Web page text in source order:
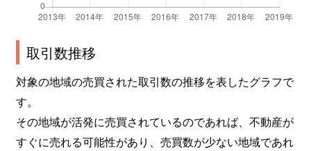
取引数推移
対象の地域の売買された取引数の推移を表したグラフで
す。
その地域が活発に売買されているのであれば、不動産が
すぐに売れる可能性があり、売買数が少ない地域であれ